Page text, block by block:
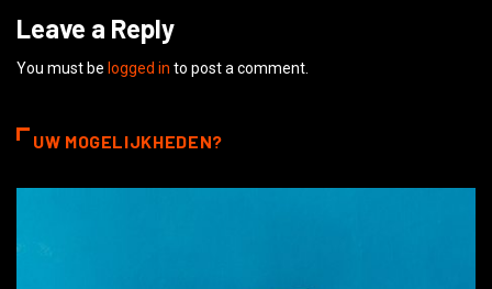
Leave a Reply
You must be logged in to post a comment.
UW MOGELIJKHEDEN?